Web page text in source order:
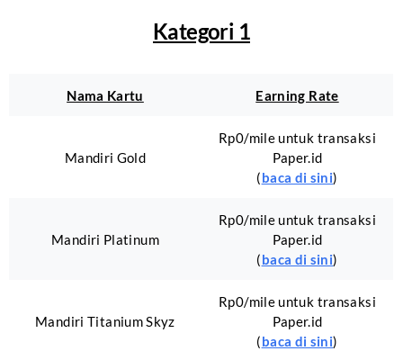
Kategori 1
Nama Kartu Earning Rate
Mandiri Gold
Rp0/mile untuk transaksi
Paper.id
(baca di sini)
Mandiri Platinum
Rp0/mile untuk transaksi
Paper.id
(baca di sini)
Mandiri Titanium Skyz
Rp0/mile untuk transaksi
Paper.id
(baca di sini)